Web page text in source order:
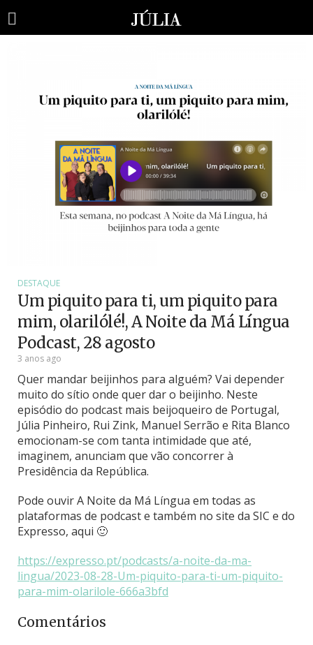
DESTAQUE
Um piquito para ti, um piquito para
mim, olarilólé!, A Noite da Má Língua
Podcast, 28 agosto
3 anos ago
Quer mandar beijinhos para alguém? Vai depender
muito do sítio onde quer dar o beijinho. Neste
episódio do podcast mais beijoqueiro de Portugal,
Júlia Pinheiro, Rui Zink, Manuel Serrão e Rita Blanco
emocionam-se com tanta intimidade que até,
imaginem, anunciam que vão concorrer à
Presidência da República.
Pode ouvir A Noite da Má Língua em todas as
plataformas de podcast e também no site da SIC e do
Expresso, aqui 🙂
https://expresso.pt/podcasts/a-noite-da-ma-
lingua/2023-08-28-Um-piquito-para-ti-um-piquito-
para-mim-olarilole-666a3bfd
Comentários